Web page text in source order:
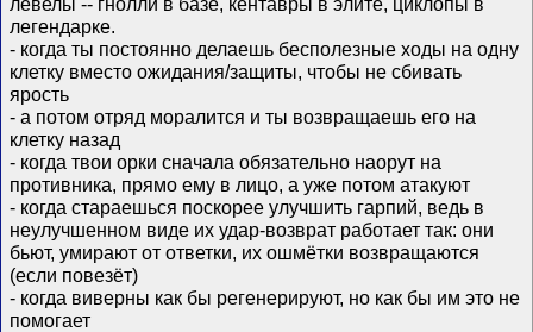
легендарке.
- когда ты постоянно делаешь бесполезные ходы на одну
клетку вместо ожидания/защиты, чтобы не сбивать
ярость
- а потом отряд моралится и ты возвращаешь его на
клетку назад
- когда твои орки сначала обязательно наорут на
противника, прямо ему в лицо, а уже потом атакуют
- когда стараешься поскорее улучшить гарпий, ведь в
неулучшенном виде их удар-возврат работает так: они
бьют, умирают от ответки, их ошмётки возвращаются
(если повезёт)
- когда виверны как бы регенерируют, но как бы им это не
помогает